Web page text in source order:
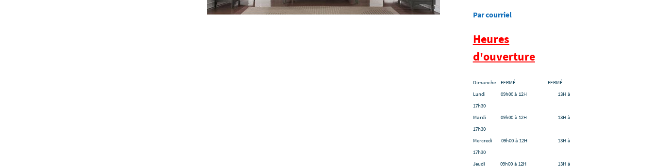
Par courriel
Heures
d'ouverture
Dimanche FERMÉ FERMÉ
Lundi 09h00 à 12H 13H à
17h30
Mardi 09h00 à 12H 13H à
17h30
Mercredi 09h00 à 12H 13H à
17h30
Jeudi 09h00 à 12H 13H à